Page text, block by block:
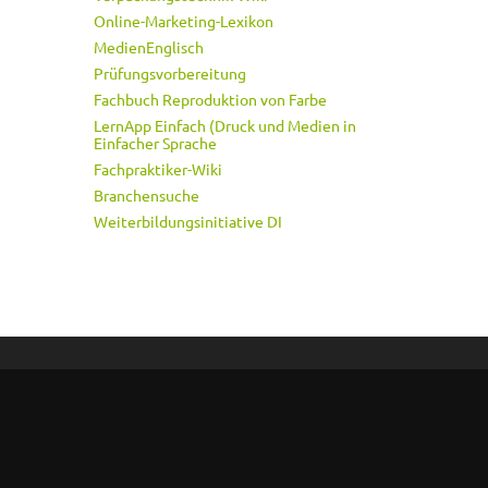
Online-Marketing-Lexikon
MedienEnglisch
Prüfungsvorbereitung
Fachbuch Reproduktion von Farbe
LernApp Einfach (Druck und Medien in
Einfacher Sprache
Fachpraktiker-Wiki
Branchensuche
Weiterbildungsinitiative DI